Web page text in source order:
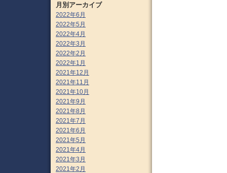
月別アーカイブ
2022年6月
2022年5月
2022年4月
2022年3月
2022年2月
2022年1月
2021年12月
2021年11月
2021年10月
2021年9月
2021年8月
2021年7月
2021年6月
2021年5月
2021年4月
2021年3月
2021年2月